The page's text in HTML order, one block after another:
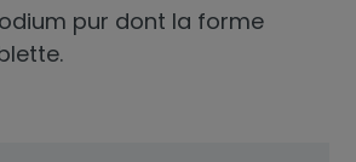
pur dont la forme